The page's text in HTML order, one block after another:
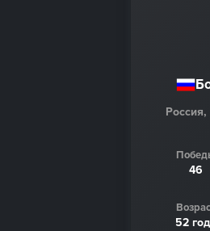
46
52